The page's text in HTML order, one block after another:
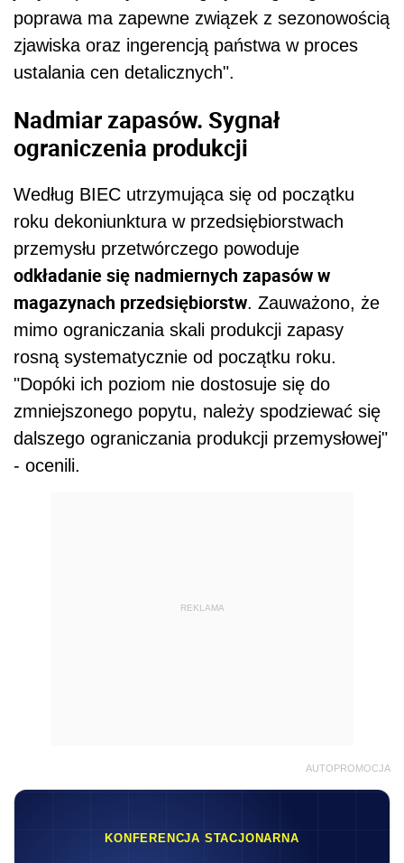
poprawa ma zapewne związek z sezonowością
zjawiska oraz ingerencją państwa w proces
ustalania cen detalicznych".
Nadmiar zapasów. Sygnał
ograniczenia produkcji
Według BIEC utrzymująca się od początku
roku dekoniunktura w przedsiębiorstwach
przemysłu przetwórczego powoduje
odkładanie się nadmiernych zapasów w
magazynach przedsiębiorstw. Zauważono, że
mimo ograniczania skali produkcji zapasy
rosną systematycznie od początku roku.
"Dopóki ich poziom nie dostosuje się do
zmniejszonego popytu, należy spodziewać się
dalszego ograniczania produkcji przemysłowej"
- ocenili.
REKLAMA
AUTOPROMOCJA
KONFERENCJA STACJONARNA